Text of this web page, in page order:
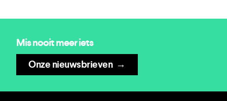
Mis nooit meer iets
Onze nieuwsbrieven→